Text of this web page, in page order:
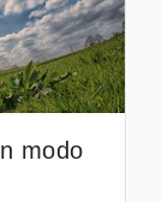
modo